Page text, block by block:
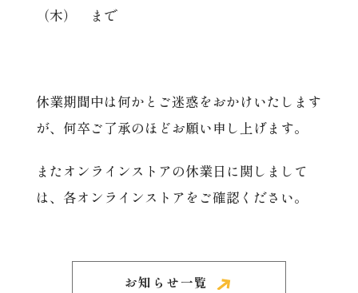
（木） まで
休業期間中は何かとご迷惑をおかけいたします
が、何卒ご了承のほどお願い申し上げます。
またオンラインストアの休業日に関しまして
は、各オンラインストアをご確認ください。
お知らせ一覧